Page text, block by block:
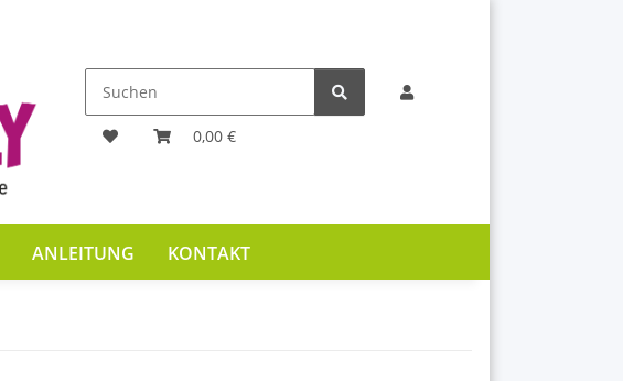
0,00 €
ANLEITUNG KONTAKT